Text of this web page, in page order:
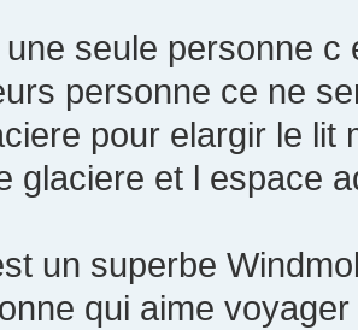
seule personne
personne ce ne
pour elargir le lit
glaciere et l espace
un superbe
qui aime